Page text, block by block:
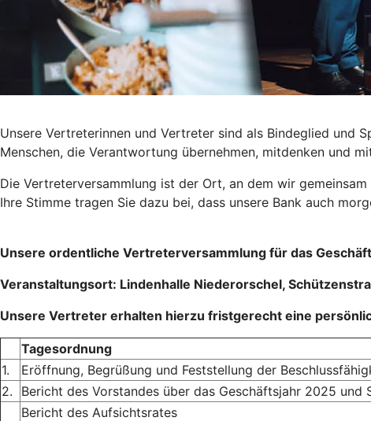
Unsere Vertreterinnen und Vertreter sind als Bindeglied und
Menschen, die Verantwortung übernehmen, mitdenken und
Die Vertreterversammlung ist der Ort, an dem wir
Ihre Stimme tragen Sie dazu bei, dass unsere Bank auch
Unsere ordentliche Vertreterversammlung für das
Veranstaltungsort: Lindenhalle Niederorschel,
Unsere Vertreter erhalten hierzu fristgerecht eine
Tagesordnung
1.
Eröffnung, Begrüßung und Feststellung der
2.
Bericht des Vorstandes über das Geschäftsjahr 2025
Bericht des Aufsichtsrates